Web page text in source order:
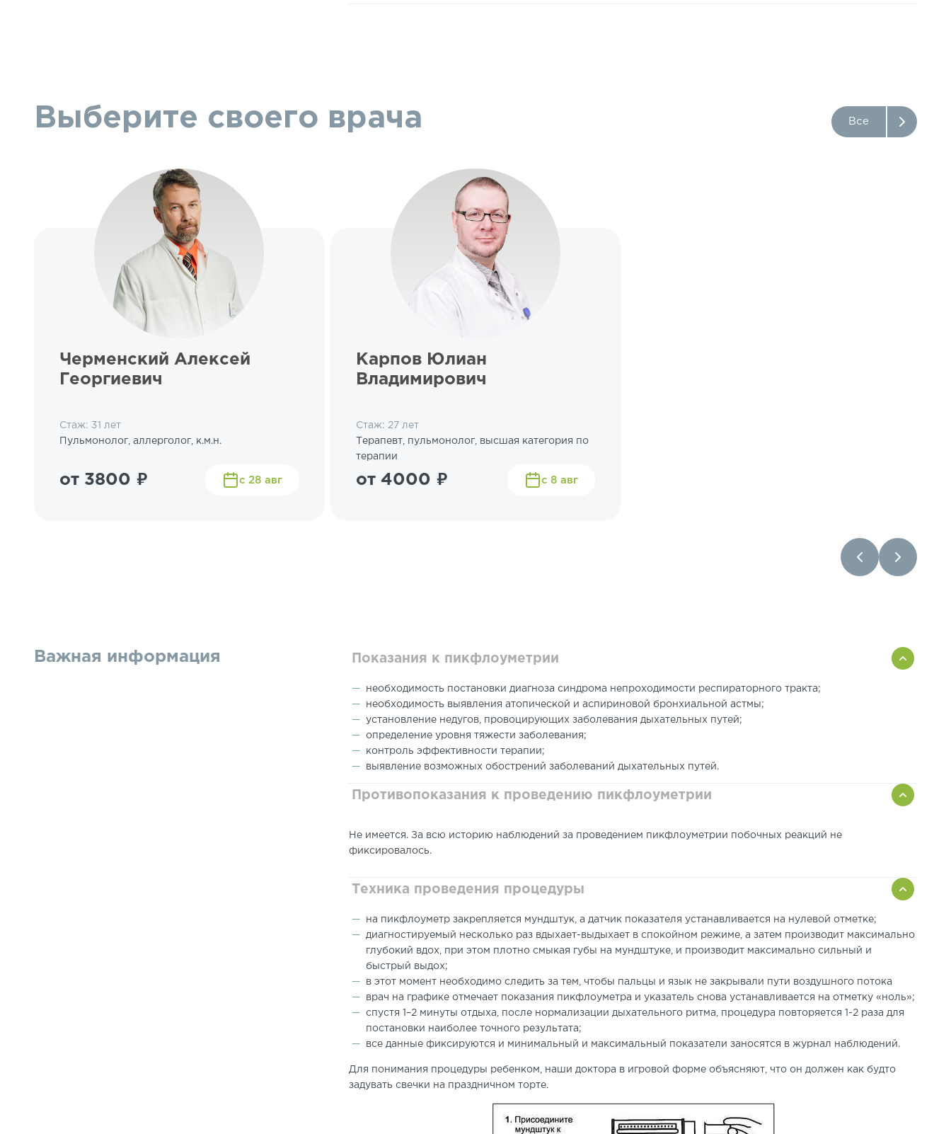
Выберите своего врача Все
Черменский Алексей
Георгиевич
Стаж: 31 лет
Пульмонолог, аллерголог, к.м.н.
от 3800 ₽ с 28 авг
Карпов Юлиан
Владимирович
Стаж: 27 лет
Терапевт, пульмонолог, высшая категория по
терапии
от 4000 ₽ с 8 авг
Важная информация Показания к пикфлоуметрии
необходимость постановки диагноза синдрома непроходимости респираторного тракта;
необходимость выявления атопической и аспириновой бронхиальной астмы;
установление недугов, провоцирующих заболевания дыхательных путей;
определение уровня тяжести заболевания;
контроль эффективности терапии;
выявление возможных обострений заболеваний дыхательных путей.
Противопоказания к проведению пикфлоуметрии
Не имеется. За всю историю наблюдений за проведением пикфлоуметрии побочных реакций не
фиксировалось.
Техника проведения процедуры
на пикфлоуметр закрепляется мундштук, а датчик показателя устанавливается на нулевой отметке;
диагностируемый несколько раз вдыхает-выдыхает в спокойном режиме, а затем производит максимально
глубокий вдох, при этом плотно смыкая губы на мундштуке, и производит максимально сильный и
быстрый выдох;
в этот момент необходимо следить за тем, чтобы пальцы и язык не закрывали пути воздушного потока
врач на графике отмечает показания пикфлоуметра и указатель снова устанавливается на отметку «ноль»;
спустя 1–2 минуты отдыха, после нормализации дыхательного ритма, процедура повторяется 1-2 раза для
постановки наиболее точного результата;
все данные фиксируются и минимальный и максимальный показатели заносятся в журнал наблюдений.
Для понимания процедуры ребенком, наши доктора в игровой форме объясняют, что он должен как будто
задувать свечки на праздничном торте.